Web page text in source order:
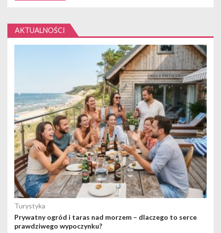
AKTUALNOŚCI
Turystyka
Prywatny ogród i taras nad morzem – dlaczego to serce
prawdziwego wypoczynku?